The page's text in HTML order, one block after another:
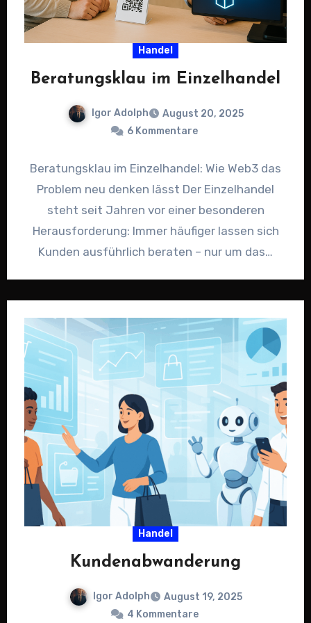
Handel
Beratungsklau im Einzelhandel
Igor Adolph
August 20, 2025
6 Kommentare
Beratungsklau im Einzelhandel: Wie Web3 das
Problem neu denken lässt Der Einzelhandel
steht seit Jahren vor einer besonderen
Herausforderung: Immer häufiger lassen sich
Kunden ausführlich beraten – nur um das…
Handel
Kundenabwanderung
Igor Adolph
August 19, 2025
4 Kommentare